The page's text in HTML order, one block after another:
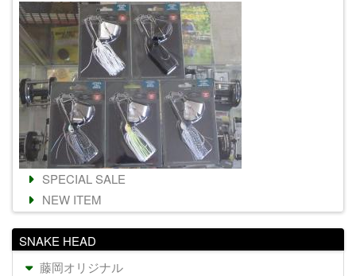
SPECIAL SALE
NEW ITEM
SNAKE HEAD
藤岡オリジナル